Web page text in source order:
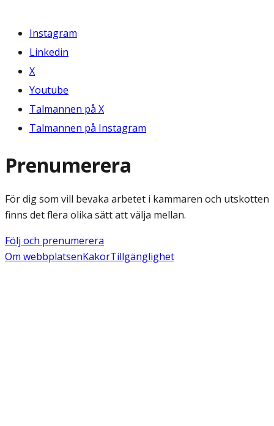
Instagram
Linkedin
X
Youtube
Talmannen på X
Talmannen på Instagram
Prenumerera
För dig som vill bevaka arbetet i kammaren och utskotten
finns det flera olika sätt att välja mellan.
Följ och prenumerera
Om webbplatsenKakorTillgänglighet